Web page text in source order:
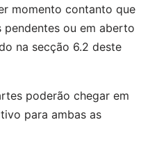
momento contanto que
pendentes ou em aberto
na secção 6.2 deste
poderão chegar em
para ambas as